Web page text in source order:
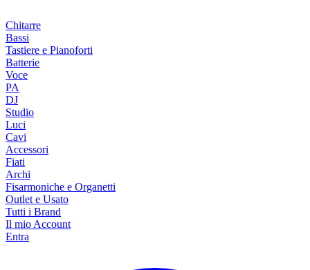
Chitarre
Bassi
Tastiere e Pianoforti
Batterie
Voce
PA
DJ
Studio
Luci
Cavi
Accessori
Fiati
Archi
Fisarmoniche e Organetti
Outlet e Usato
Tutti i Brand
Il mio Account
Entra